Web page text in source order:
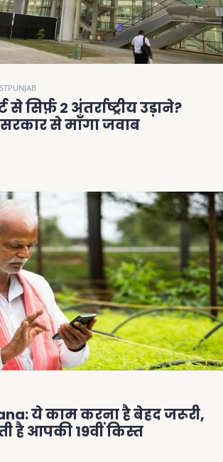
PUNJAB
सिर्फ़ 2 अंतर्राष्ट्रीय उड़ाने?
सरकार से माँगा जवाब
ये काम करना है बेहद जरूरी,
है आपकी 19वीं किस्त